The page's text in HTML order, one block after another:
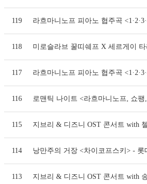
119 라흐마니노프 피아노 협주곡
118 미로슬라브 꿀띠쉐프 X 세르게이
117 라흐마니노프 피아노 협주곡
116 로맨틱 나이트 <라흐마니노프, 쇼팽
115 지브리 & 디즈니 OST 콘서트 with
114 낭만주의 거장 <차이코프스키> - 롯
113 지브리 & 디즈니 OST 콘서트 with